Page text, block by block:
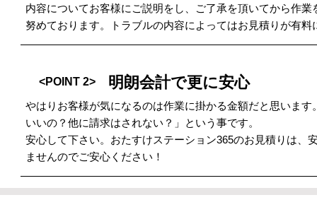
内容についてお客様にご説明をし、ご了承を頂いてから作
努めております。トラブルの内容によってはお見積りが有料
<POINT 2> 明朗会計で更に安心
やはりお客様が気になるのは作業に掛かる金額だと思いま
いいの？他に請求はされない？」という事です。
安心して下さい。おたすけステーション365のお見積りは、
ませんのでご安心ください！